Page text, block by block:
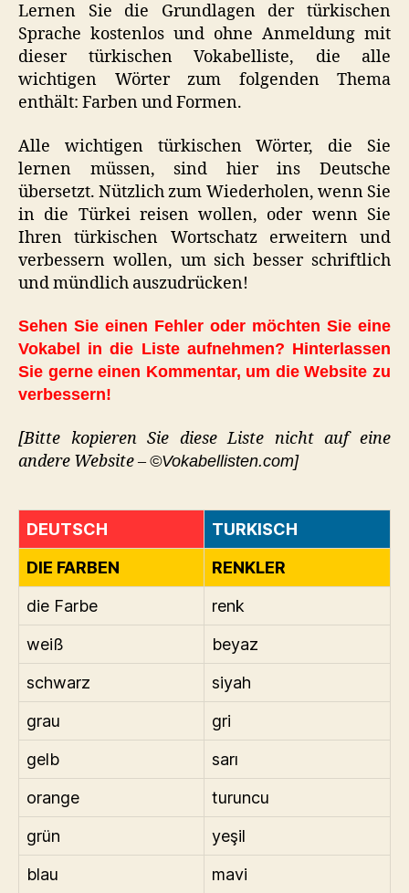
Lernen Sie die Grundlagen der türkischen
Sprache kostenlos und ohne Anmeldung mit
dieser türkischen Vokabelliste, die alle
wichtigen Wörter zum folgenden Thema
enthält: Farben und Formen.
Alle wichtigen türkischen Wörter, die Sie
lernen müssen, sind hier ins Deutsche
übersetzt. Nützlich zum Wiederholen, wenn Sie
in die Türkei reisen wollen, oder wenn Sie
Ihren türkischen Wortschatz erweitern und
verbessern wollen, um sich besser schriftlich
und mündlich auszudrücken!
Sehen Sie einen Fehler oder möchten Sie eine
Vokabel in die Liste aufnehmen? Hinterlassen
Sie gerne einen Kommentar, um die Website zu
verbessern!
[Bitte kopieren Sie diese Liste nicht auf eine
andere Website – ©Vokabellisten.com]
DEUTSCH
TURKISCH
DIE FARBEN
RENKLER
die Farbe
renk
weiß
beyaz
schwarz
siyah
grau
gri
gelb
sarı
orange
turuncu
grün
yeşil
blau
mavi